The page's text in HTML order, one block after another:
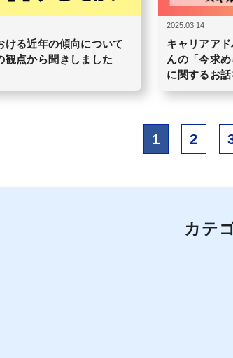
ける近年の傾向について
観点から聞きしました
2025.03.14
キャリアア
んの「今求
に関するお
1 2
カテ